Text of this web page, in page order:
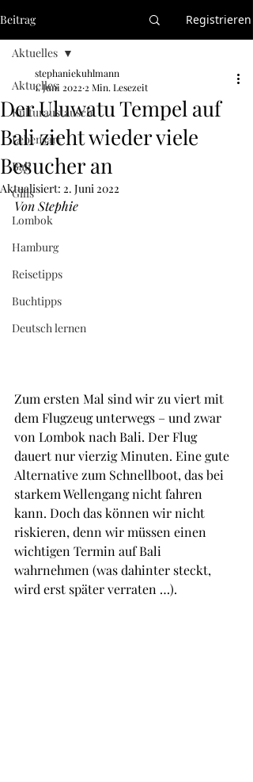
Beitrag Registrieren
Aktuelles
Kulturaustausch
Lebensart
Bali
Gilis
Lombok
Hamburg
Reisetipps
Buchtipps
Deutsch lernen
Aktuelles
Der Uluwatu Tempel auf
Bali zieht wieder viele
Besucher an
stephaniekuhlmann
1. Juni 2022 2 Min. Lesezeit
Aktualisiert: 2. Juni 2022
Von Stephie
Zum ersten Mal sind wir zu viert mit
dem Flugzeug unterwegs – und zwar
von Lombok nach Bali. Der Flug
dauert nur vierzig Minuten. Eine gute
Alternative zum Schnellboot, das bei
starkem Wellengang nicht fahren
kann. Doch das können wir nicht
riskieren, denn wir müssen einen
wichtigen Termin auf Bali
wahrnehmen (was dahinter steckt,
wird erst später verraten …).